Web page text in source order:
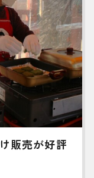
販売が好評